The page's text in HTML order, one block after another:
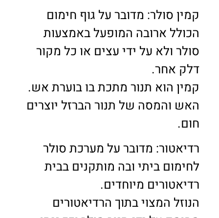
קמין סולר: מדובר על גוף חימום
הכולל ארובה המופעל באמצעות
סולר ולא על ידי עצים או כל מקור
דלק אחר.
קמין הוא תנור מתכת בו בוערת אש.
האש והמסה של תנור הברזל יוצרים
חום.
רדיאטור: מדובר על מערכת סולר
לחימום ביתי ובה מותקנים בבית
רדיאטורים מיוחדים.
הנוזל המצוי בתוך הרדיאטורים